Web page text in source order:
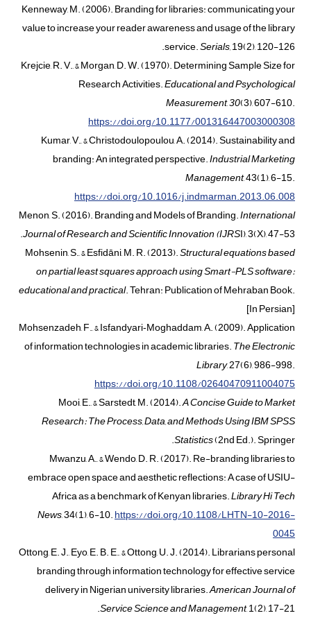
Kenneway, M. (2006). Branding for libraries: communicating your
value to increase your reader awareness and usage of the library
service.Serials,19(2), 120-126.
Krejcie, R. V., & Morgan, D. W. (1970). Determining Sample Size for
Research Activities.Educational and Psychological
Measurement,30(3), 607-610.
https://doi.org/10.1177/‌001316447003‌000308
Kumar, V., & Christodoulopoulou, A. (2014). Sustainability and
branding: An integrated perspective.Industrial Marketing
Management, 43(1), 6-15.
https://doi.org/10.1016/j.indmarman.2013.06.008
Menon, S. (2016). Branding and Models of Branding.International
Journal of Research and Scientific Innovation(IJRSI), 3(X), 47-53.
Mohsenin, S., & Esfidāni, M. R. (2013).Structural equations based
on partial least squares approach using Smart-PLS software:
educational and practical. Tehran: Publication of Mehraban Book.
[In Persian]
Mohsenzadeh, F., & Isfandyari‐Moghaddam, A. (2009). Application
of information technologies in academic libraries.The Electronic
Library, 27(6), 986-998.
https://doi.org/10.1108/02640470911004075
Mooi, E., & Sarstedt, M. (2014).A Concise Guide to Market
Research: The Process, Data, and Methods Using IBM SPSS
Statistics(2nd Ed.). Springer.
Mwanzu, A., & Wendo, D. R. (2017). Re-branding libraries to
embrace open space and aesthetic reflections: A case of USIU-
Africa as a benchmark of Kenyan libraries.Library Hi Tech
News, 34(1), 6-10.https://doi.org/10.1108/LHTN-10-2016-
0045
Ottong, E. J., Eyo, E. B. E., & Ottong, U. J. (2014). Librarians personal
branding through information technology for effective service
delivery in Nigerian university libraries.American Journal of
Service Science and Management, 1(2), 17-21.